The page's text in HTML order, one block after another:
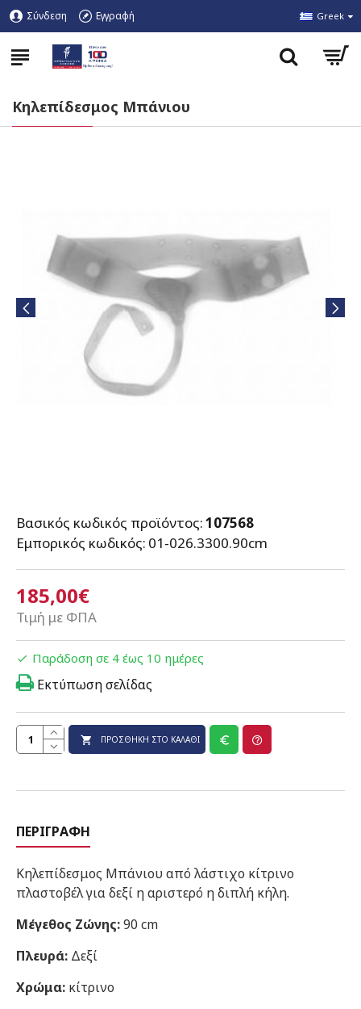
Σύνδεση Εγγραφή Greek
Κηλεπίδεσμος Μπάνιου
185,00€
Τιμή με ΦΠΑ
Βασικός κωδικός προϊόντος:107568
Εμπορικός κωδικός: 01-026.3300.90cm
Παράδοση σε 4 έως 10 ημέρες
ΠΡΟΣΘΉΚΗ ΣΤΟ ΚΑΛΆΘΙ
Εκτύπωση σελίδας
ΠΕΡΙΓΡΑΦΉ
Κηλεπίδεσμος Μπάνιου από λάστιχο κίτρινο
πλαστοβέλ για δεξί η αριστερό η διπλή κήλη.
Μέγεθος Ζώνης:90 cm
Πλευρά: Δεξί
Χρώμα: κίτρινο